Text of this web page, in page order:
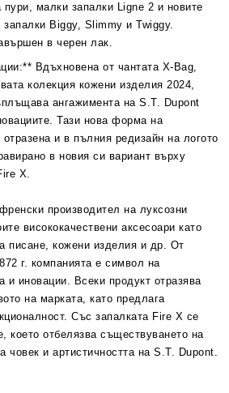
малки запалки Ligne 2 и новите
Biggy, Slimmy и Twiggy.
в черен лак.
Вдъхновена от чантата X-Bag,
колекция кожени изделия 2024,
ангажимента на S.T. Dupont
Тази нова форма на
и в пълния редизайн на логото
в новия си вариант върху
X.
производител на луксозни
висококачествени аксесоари като
писане, кожени изделия и др. От
г. компанията е символ на
и иновации. Всеки продукт отразява
на марката, като предлага
Със запалката Fire X се
което отбелязва съществуването на
човек и артистичността на S.T. Dupont.